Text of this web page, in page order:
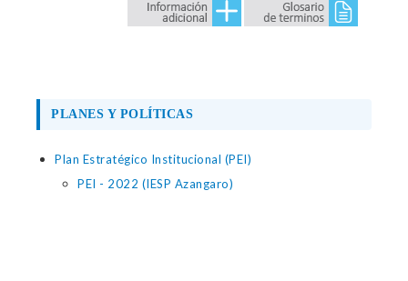
PLANES Y POLÍTICAS
Plan Estratégico Institucional (PEI)
PEI - 2022 (IESP Azangaro)